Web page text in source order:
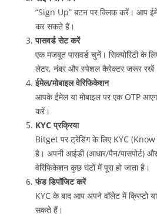
“Sign Up” बटन पर क्लिक करें। आप
कर सकते हैं।
पासवर्ड सेट करें
एक मजबूत पासवर्ड चुनें। सिक्योरिटी के
लेटर, नंबर और स्पेशल कैरेक्टर जरूर
ईमेल/मोबाइल वेरिफिकेशन
आपके ईमेल या मोबाइल पर एक OTP
करें।
KYC प्रक्रिया
Bitget पर ट्रेडिंग के लिए KYC
है। अपनी आईडी (आधार/पैन/पासपोर्ट)
वेरिफिकेशन कुछ घंटों में पूरा हो जाता है।
फंड डिपॉजिट करें
KYC के बाद आप अपने वॉलेट में क्रिप्टो
सकते हैं।